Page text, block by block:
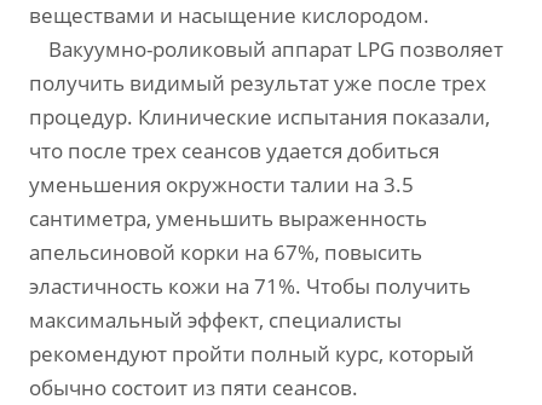
веществами и насыщение кислородом.
Вакуумно-роликовый аппарат LPG позволяет
получить видимый результат уже после трех
процедур. Клинические испытания показали,
что после трех сеансов удается добиться
уменьшения окружности талии на 3.5
сантиметра, уменьшить выраженность
апельсиновой корки на 67%, повысить
эластичность кожи на 71%. Чтобы получить
максимальный эффект, специалисты
рекомендуют пройти полный курс, который
обычно состоит из пяти сеансов.